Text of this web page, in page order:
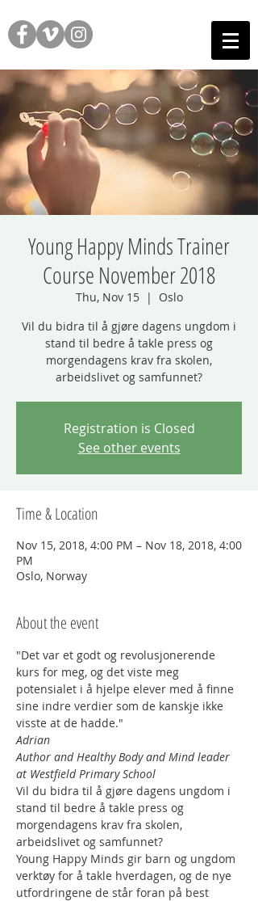
Young Happy Minds Trainer
Course November 2018
Thu, Nov 15
  |
Oslo
Vil du bidra til å gjøre dagens ungdom i
stand til bedre å takle press og
morgendagens krav fra skolen,
arbeidslivet og samfunnet?
Registration is Closed
See other events
Time & Location
Nov 15, 2018, 4:00 PM – Nov 18, 2018, 4:00
PM
Oslo, Norway
About the event
"Det var et godt og revolusjonerende
kurs for meg, og det viste meg
potensialet i å hjelpe elever med å finne
sine indre verdier som de kanskje ikke
visste at de hadde."
Adrian
Author and Healthy Body and Mind leader
at Westfield Primary School
Vil du bidra til å gjøre dagens ungdom i
stand til bedre å takle press og
morgendagens krav fra skolen,
arbeidslivet og samfunnet?
Young Happy Minds gir barn og ungdom
verktøy for å takle hverdagen, og de nye
utfordringene de står foran på best